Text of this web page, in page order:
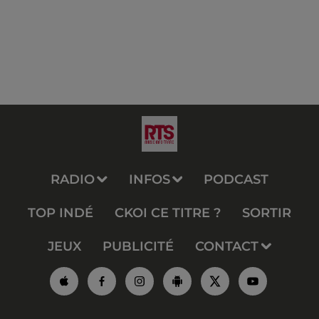
RADIO INFOS PODCAST
TOP INDÉ CKOI CE TITRE ? SORTIR
JEUX PUBLICITÉ CONTACT